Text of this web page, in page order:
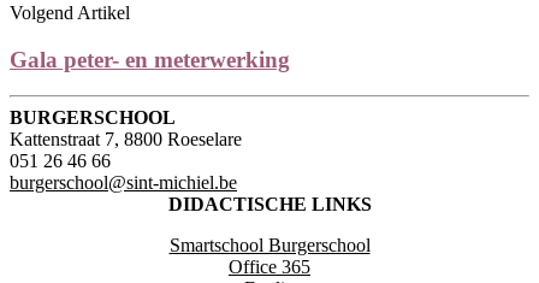
Volgend Artikel
Gala peter- en meterwerking
BURGERSCHOOL
Kattenstraat 7, 8800 Roeselare
051 26 46 66
burgerschool@sint-michiel.be
DIDACTISCHE LINKS
Smartschool Burgerschool
Office 365